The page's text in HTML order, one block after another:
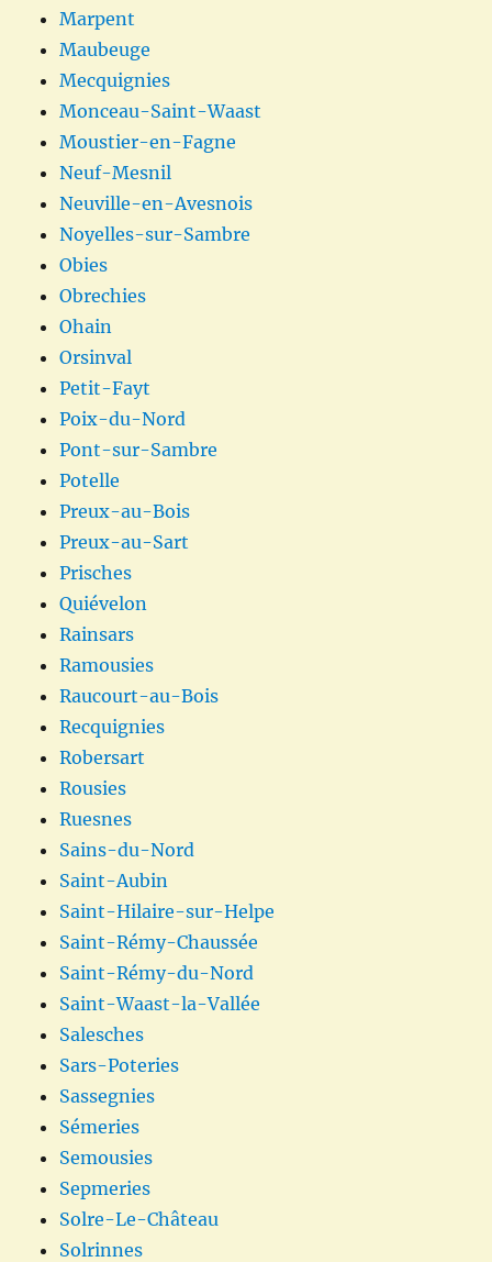
Marpent
Maubeuge
Mecquignies
Monceau-Saint-Waast
Moustier-en-Fagne
Neuf-Mesnil
Neuville-en-Avesnois
Noyelles-sur-Sambre
Obies
Obrechies
Ohain
Orsinval
Petit-Fayt
Poix-du-Nord
Pont-sur-Sambre
Potelle
Preux-au-Bois
Preux-au-Sart
Prisches
Quiévelon
Rainsars
Ramousies
Raucourt-au-Bois
Recquignies
Robersart
Rousies
Ruesnes
Sains-du-Nord
Saint-Aubin
Saint-Hilaire-sur-Helpe
Saint-Rémy-Chaussée
Saint-Rémy-du-Nord
Saint-Waast-la-Vallée
Salesches
Sars-Poteries
Sassegnies
Sémeries
Semousies
Sepmeries
Solre-Le-Château
Solrinnes